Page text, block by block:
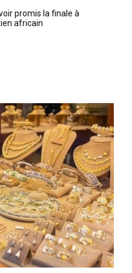
promis la finale à
africain